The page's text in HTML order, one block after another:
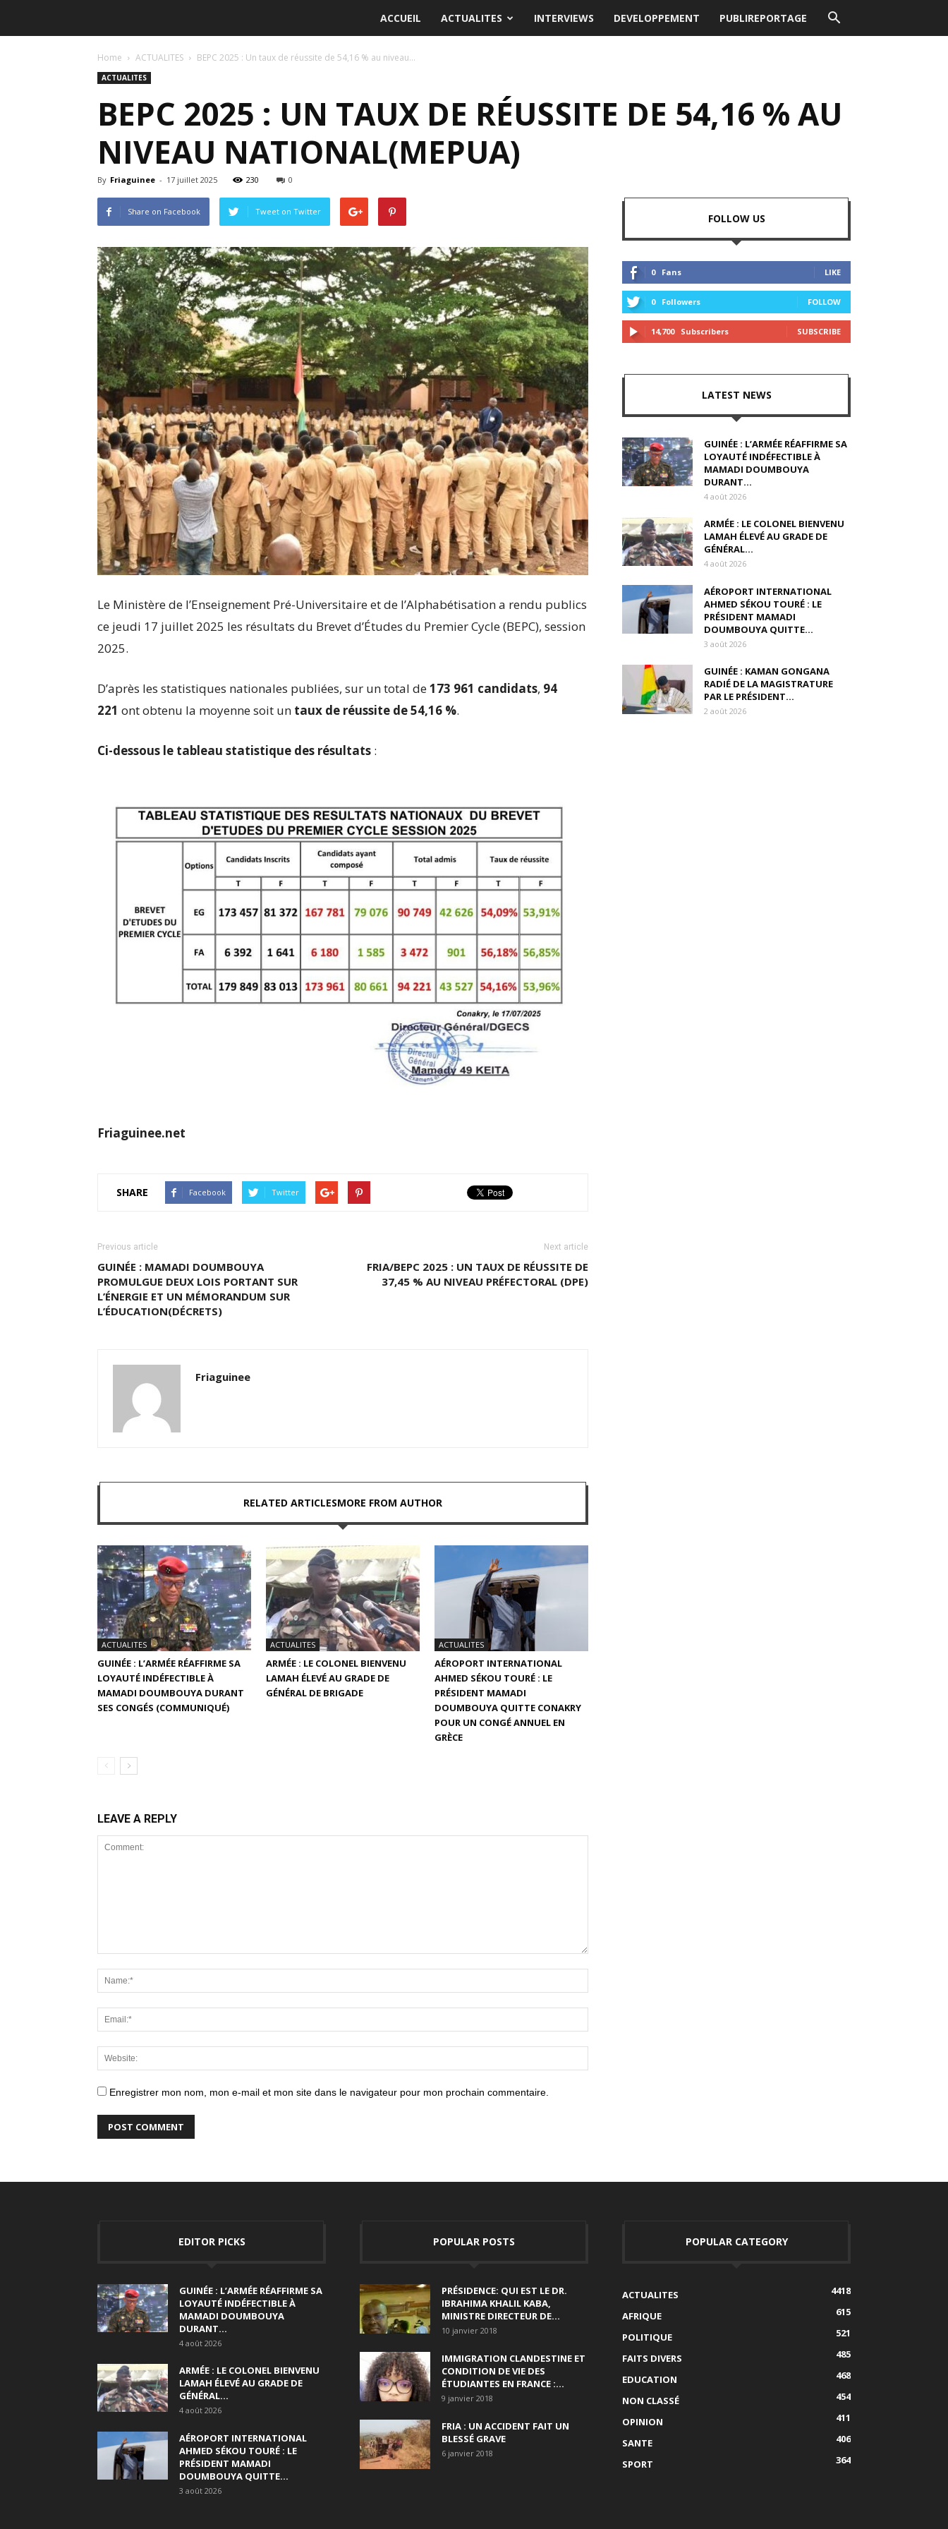
ACCUEIL ACTUALITES INTERVIEWS DEVELOPPEMENT PUBLIREPORTAGE
Home ACTUALITES BEPC 2025 : Un taux de réussite de 54,16 % au niveau...
ACTUALITES
BEPC 2025 : UN TAUX DE RÉUSSITE DE 54,16 % AU
NIVEAU NATIONAL(MEPUA)
By Friaguinee - 17 juillet 2025 230 0
Share on Facebook Tweet on Twitter
Le Ministère de l’Enseignement Pré-Universitaire et de l’Alphabétisation a rendu publics
ce jeudi 17 juillet 2025 les résultats du Brevet d’Études du Premier Cycle (BEPC), session
2025.
D’après les statistiques nationales publiées, sur un total de173 961 candidats, 94
221 ont obtenu la moyenne soit un taux de réussite de 54,16 %.
Ci-dessous le tableau statistique des résultats :
Friaguinee.net
SHARE Facebook Twitter
Previous article
GUINÉE : MAMADI DOUMBOUYA
PROMULGUE DEUX LOIS PORTANT SUR
L’ÉNERGIE ET UN MÉMORANDUM SUR
L’ÉDUCATION(DÉCRETS)
Next article
FRIA/BEPC 2025 : UN TAUX DE RÉUSSITE DE
37,45 % AU NIVEAU PRÉFECTORAL (DPE)
Friaguinee
RELATED ARTICLESMORE FROM AUTHOR
ACTUALITES
GUINÉE : L’ARMÉE RÉAFFIRME SA
LOYAUTÉ INDÉFECTIBLE À
MAMADI DOUMBOUYA DURANT
SES CONGÉS (COMMUNIQUÉ)
ACTUALITES
ARMÉE : LE COLONEL BIENVENU
LAMAH ÉLEVÉ AU GRADE DE
GÉNÉRAL DE BRIGADE
ACTUALITES
AÉROPORT INTERNATIONAL
AHMED SÉKOU TOURÉ : LE
PRÉSIDENT MAMADI
DOUMBOUYA QUITTE CONAKRY
POUR UN CONGÉ ANNUEL EN
GRÈCE
LEAVE A REPLY
Enregistrer mon nom, mon e-mail et mon site dans le navigateur pour mon prochain commentaire.
FOLLOW US
0 Fans LIKE
0 Followers FOLLOW
14,700 Subscribers SUBSCRIBE
LATEST NEWS
GUINÉE : L’ARMÉE RÉAFFIRME SA
LOYAUTÉ INDÉFECTIBLE À
MAMADI DOUMBOUYA
DURANT...
4 août 2026
ARMÉE : LE COLONEL BIENVENU
LAMAH ÉLEVÉ AU GRADE DE
GÉNÉRAL...
4 août 2026
AÉROPORT INTERNATIONAL
AHMED SÉKOU TOURÉ : LE
PRÉSIDENT MAMADI
DOUMBOUYA QUITTE...
3 août 2026
GUINÉE : KAMAN GONGANA
RADIÉ DE LA MAGISTRATURE
PAR LE PRÉSIDENT...
2 août 2026
EDITOR PICKS
GUINÉE : L’ARMÉE RÉAFFIRME SA
LOYAUTÉ INDÉFECTIBLE À
MAMADI DOUMBOUYA
DURANT...
4 août 2026
ARMÉE : LE COLONEL BIENVENU
LAMAH ÉLEVÉ AU GRADE DE
GÉNÉRAL...
4 août 2026
AÉROPORT INTERNATIONAL
AHMED SÉKOU TOURÉ : LE
PRÉSIDENT MAMADI
DOUMBOUYA QUITTE...
3 août 2026
POPULAR POSTS
PRÉSIDENCE: QUI EST LE DR.
IBRAHIMA KHALIL KABA,
MINISTRE DIRECTEUR DE...
10 janvier 2018
IMMIGRATION CLANDESTINE ET
CONDITION DE VIE DES
ÉTUDIANTES EN FRANCE :...
9 janvier 2018
FRIA : UN ACCIDENT FAIT UN
BLESSÉ GRAVE
6 janvier 2018
POPULAR CATEGORY
ACTUALITES
4418
AFRIQUE
615
POLITIQUE
521
FAITS DIVERS
485
EDUCATION
468
NON CLASSÉ
454
OPINION
411
SANTE
406
SPORT
364